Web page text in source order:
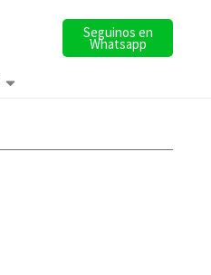
Seguinos en
Whatsapp